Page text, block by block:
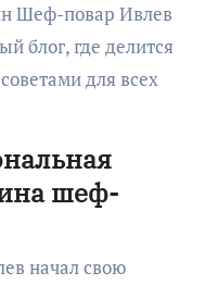
Шеф-повар Ивлев
блог, где делится
для всех
шеф-
начал свою